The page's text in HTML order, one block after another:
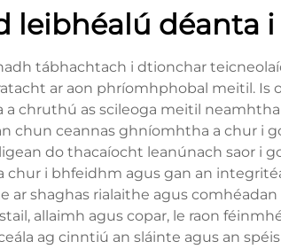
leibhéalú déanta
tábhachtach i dtionchar
ar aon phríomhphobal meitil. Is
chruthú as scileoga meitil
chun ceannas ghníomhtha a chur i
do thacaíocht leanúnach saor i
i bhfeidhm agus gan an
shaghas rialaithe agus
allaimh agus copar, le raon
ag cinntiú an sláinte agus an